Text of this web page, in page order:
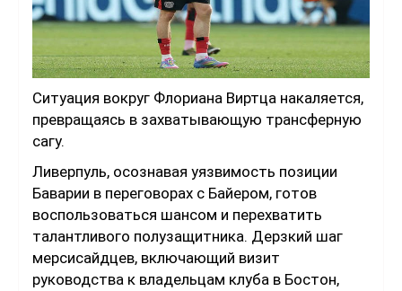
Ситуация вокруг Флориана Виртца накаляется,
превращаясь в захватывающую трансферную
сагу.
Ливерпуль, осознавая уязвимость позиции
Баварии в переговорах с Байером, готов
воспользоваться шансом и перехватить
талантливого полузащитника. Дерзкий шаг
мерсисайдцев, включающий визит
руководства к владельцам клуба в Бостон,